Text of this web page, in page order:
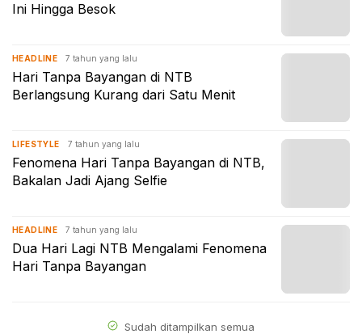
Ini Hingga Besok
HEADLINE 7 tahun yang lalu
Hari Tanpa Bayangan di NTB
Berlangsung Kurang dari Satu Menit
LIFESTYLE 7 tahun yang lalu
Fenomena Hari Tanpa Bayangan di NTB,
Bakalan Jadi Ajang Selfie
HEADLINE 7 tahun yang lalu
Dua Hari Lagi NTB Mengalami Fenomena
Hari Tanpa Bayangan
Sudah ditampilkan semua